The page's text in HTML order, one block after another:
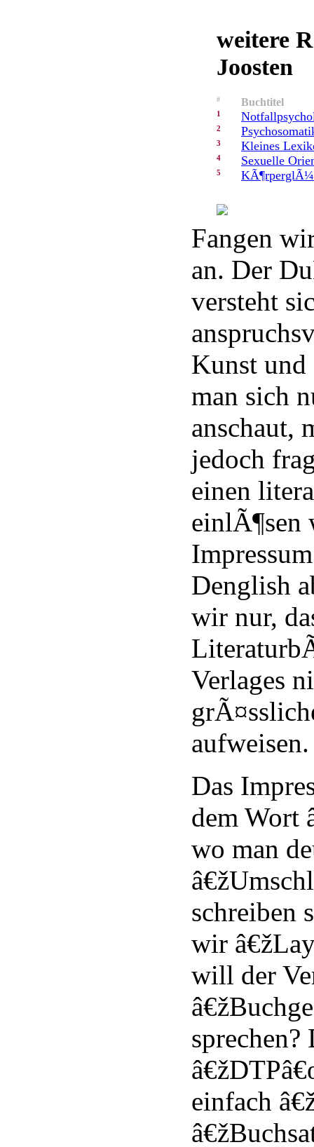
weitere
Joosten
# Buchtitel
1
2
3 Kleines
4 Sexuelle
5
Fangen
an. Der
versteht
Kunst und
man sich
anschaut,
jedoch
einen
einlÃ¶sen
Denglish
wir nur,
Verlages
aufweisen.
Das
dem Wort
wo man
schreiben
wir
will der
einfach